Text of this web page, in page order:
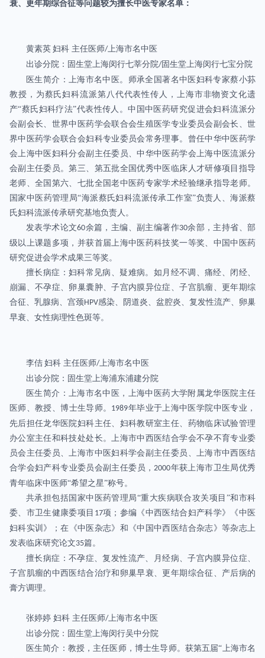
衰、更年期综合征等问题较为擅长中医专家名单：
黄素英 妇科 主任医师/上海市名中医
出诊分院：固生堂上海闵行七莘分院/固生堂上海闵行七宝分院
医生简介：上海市名中医。师承全国著名中医妇科专家蔡小荪
教授，为蔡氏妇科流派第八代代表性传人，上海市非物资文化遗
产“蔡氏妇科疗法”代表性传人。中国中医药研究促进会妇科流派分
会副会长、世界中医药学会联合会生殖医学专业委员会副会长、世
界中医药学会联合会妇科专业委员会常务理事。曾任中华中医药学
会上海中医妇科分会副主任委员、中华中医药学会上海中医流派分
会副主任委员。第三、第五批全国优秀中医临床人才研修项目指导
老师、全国第六、七批全国老中医药专家学术经验继承指导老师。
国家中医药管理局“海派蔡氏妇科流派传承工作室”负责人、海派蔡
氏妇科流派传承研究基地负责人。
发表学术论文60余篇，主编、副主编著作30余部，主持省、部
级以上课题多项，并获首届上海中医药科技奖一等奖、中国中医药
研究促进会学术成果三等奖。
擅长病症：妇科常见病、疑难病。如月经不调、痛经、闭经、
崩漏、不孕症、卵巢囊肿、子宫内膜异位症、子宫肌瘤、更年期综
合征、乳腺病、宫颈HPV感染、阴道炎、盆腔炎、复发性流产、卵巢
早衰、女性病理性色斑等。
李佶 妇科 主任医师/上海市名中医
出诊分院：固生堂上海浦东浦建分院
医生简介：上海市名中医，上海中医药大学附属龙华医院主任
医师、教授、博士生导师。 1989年毕业于上海中医学院中医专业，
先后担任龙华医院妇科主任、妇科教研室主任、药物临床试验管理
办公室主任和科技处处长。上海市中西医结合学会不孕不育专业委
员会主任委员、上海市中医妇科学会副主任委员、上海市中西医结
合学会妇产科专业委员会副主任委员，2000年获上海市卫生局优秀
青年临床中医师“希望之星”称号。
共承担包括国家中医药管理局“重大疾病联合攻关项目”和市科
委、市卫生健康委项目 17项；参编《中西医结合妇产科学》《中医
妇科实训》；在《中医杂志》和《中国中西医结合杂志》等杂志上
发表临床研究论文35篇。
擅长病症：不孕症、复发性流产、月经病、子宫内膜异位症、
子宫肌瘤的中西医结合治疗和卵巢早衰、更年期综合征、产后病的
膏方调理。
张婷婷 妇科 主任医师/上海市名中医
出诊分院：固生堂上海闵行吴中分院
医生简介：教授，主任医师，博士生导师。获第五届“上海市名